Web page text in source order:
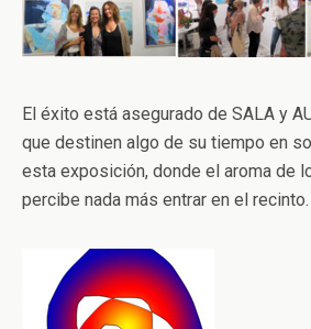
El éxito está asegurado de SALA y
que destinen algo de su tiempo en
esta exposición, donde el aroma de
percibe nada más entrar en el recinto.